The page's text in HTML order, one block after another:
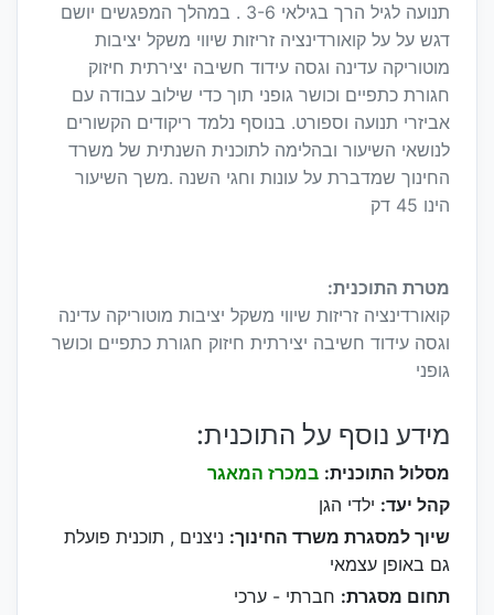
תנועה לגיל הרך בגילאי 3-6 . במהלך המפגשים יושם
דגש על על קואורדינציה זריזות שיווי משקל יציבות
מוטוריקה עדינה וגסה עידוד חשיבה יצירתית חיזוק
חגורת כתפיים וכושר גופני תוך כדי שילוב עבודה עם
אביזרי תנועה וספורט. בנוסף נלמד ריקודים הקשורים
לנושאי השיעור ובהלימה לתוכנית השנתית של משרד
החינוך שמדברת על עונות וחגי השנה .משך השיעור
הינו 45 דק
מטרת התוכנית:
קואורדינציה זריזות שיווי משקל יציבות מוטוריקה עדינה
וגסה עידוד חשיבה יצירתית חיזוק חגורת כתפיים וכושר
גופני
מידע נוסף על התוכנית:
מסלול התוכנית: במכרז המאגר
קהל יעד: ילדי הגן
שיוך למסגרת משרד החינוך: ניצנים , תוכנית פועלת
גם באופן עצמאי
תחום מסגרת: חברתי - ערכי